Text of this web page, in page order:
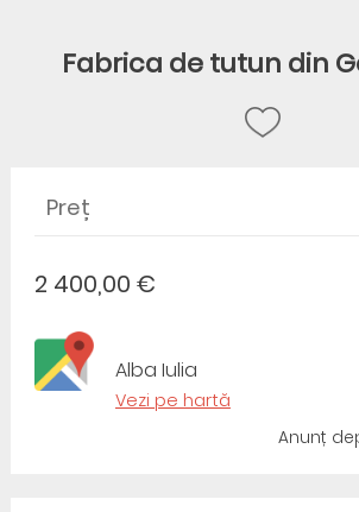
Fabrica de tutun din
Preț
2 400,00 €
Alba Iulia
Vezi pe hartă
Anunț